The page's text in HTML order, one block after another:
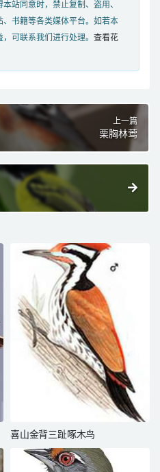
站同意时，禁止复制、盗用、
书籍等各类媒体平台。如若本
可联系我们进行处理。 查看花
上一篇
栗胸林莺
喜山金背三趾啄木鸟